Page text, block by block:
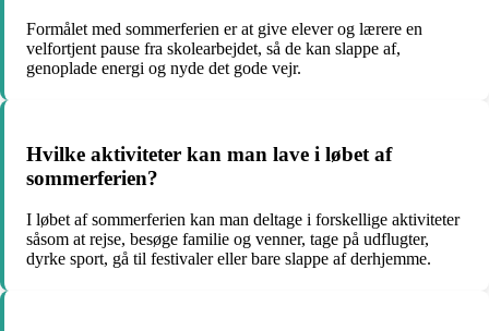
Formålet med sommerferien er at give elever og lærere en
velfortjent pause fra skolearbejdet, så de kan slappe af,
genoplade energi og nyde det gode vejr.
Hvilke aktiviteter kan man lave i løbet af
sommerferien?
I løbet af sommerferien kan man deltage i forskellige aktiviteter
såsom at rejse, besøge familie og venner, tage på udflugter,
dyrke sport, gå til festivaler eller bare slappe af derhjemme.